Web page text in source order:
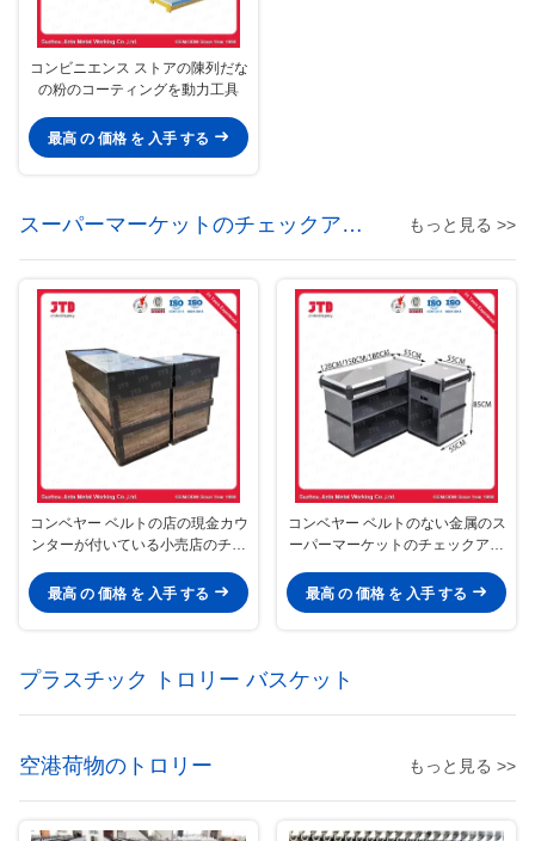
コンビニエンス ストアの陳列だな
の粉のコーティングを動力工具
最高 の 価格 を 入手 する
スーパーマーケットのチェックアウ
ト・カウンター
もっと見る >>
コンベヤー ベルトの店の現金カウ
ンターが付いている小売店のチェ
最高 の 価格 を 入手 する
コンベヤー ベルトのない金属のス
ーパーマーケットのチェックアウ
最高 の 価格 を 入手 する
プラスチック トロリー バスケット
空港荷物のトロリー もっと見る >>